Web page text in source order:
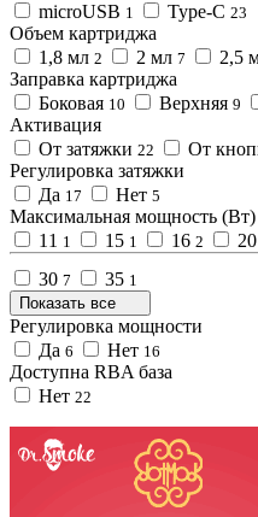
microUSB 1 Type-C 23
Объем картриджа
1,8 мл 2 2 мл 7 2,5
Заправка картриджа
Боковая 10 Верхняя 9
Активация
От затяжки 22 От
Регулировка затяжки
Да 17 Нет 5
Максимальная мощность (Вт)
11 1 15 1 16 2 20
30 7 35 1
Показать все
Регулировка мощности
Да 6 Нет 16
Доступна RBA база
Нет 22